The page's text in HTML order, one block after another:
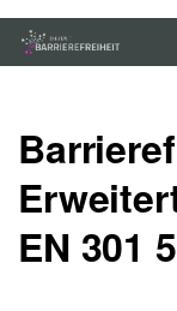
Zum Hauptinhalt
Anleitung zur
EN 301